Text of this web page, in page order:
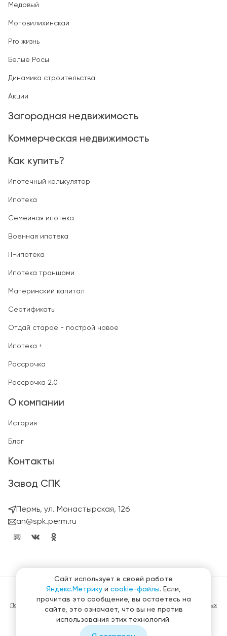
Медовый
Мотовилихинскай
Pro жизнь
Белые Росы
Динамика строительства
Акции
Загородная недвижимость
Коммерческая недвижимость
Как купить?
Ипотечный калькулятор
Ипотека
Семейная ипотека
Военная ипотека
IT-ипотека
Ипотека траншами
Материнский капитал
Сертификаты
Отдай старое - построй новое
Ипотека +
Рассрочка
Рассрочка 2.0
О компании
История
Блог
Контакты
Завод СПК
Пермь, ул. Монастырская, 12б
an@spk.perm.ru
© ГК СтройПанельКомплект 2023 – 2026
Политика конфиденциальности в отношении обработки персональных
данных
Материалы, представленные на сайте не являются публичной
Сайт использует в своей работе
Яндекс.Метрику и cookie-файлы. Если,
прочитав это сообщение, вы остаетесь на
сайте, это означает, что вы не против
использования этих технологий.